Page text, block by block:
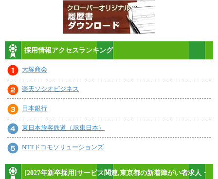
採用情報アクセスランキング
大塚商会
楽天ソシオビジネス
日本銀行
東日本旅客鉄道（JR東日本）
NTTドコモソリューションズ
[2027年新卒採用]サービス関連,東京都の新着障がい者求人・